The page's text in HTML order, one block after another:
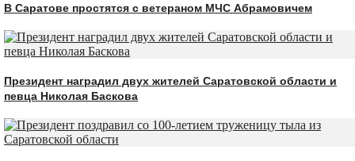
В Саратове простятся с ветераном МЧС Абрамовичем
Президент наградил двух жителей Саратовской области и
певца Николая Баскова